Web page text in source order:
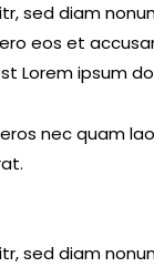
sed diam
eos et
Lorem ipsum
nec quam
sed diam